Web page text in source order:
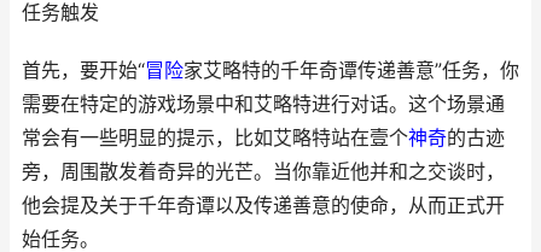
任务触发
首先，要开始“冒险家艾略特的千年奇谭传递善意”任务，你
需要在特定的游戏场景中和艾略特进行对话。这个场景通
常会有一些明显的提示，比如艾略特站在壹个神奇的古迹
旁，周围散发着奇异的光芒。当你靠近他并和之交谈时，
他会提及关于千年奇谭以及传递善意的使命，从而正式开
始任务。